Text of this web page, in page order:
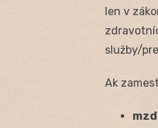
len v
služby/
Ak